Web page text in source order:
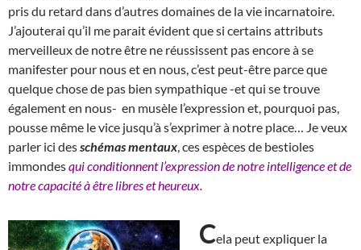
pris du retard dans d’autres domaines de la vie incarnatoire.
J’ajouterai qu’il me parait évident que si certains attributs
merveilleux de notre être ne réussissent pas encore à se
manifester pour nous et en nous, c’est peut-être parce que
quelque chose de pas bien sympathique -et qui se trouve
également en nous- en musèle l’expression et, pourquoi pas,
pousse même le vice jusqu’à s’exprimer à notre place… Je veux
parler ici desschémas mentaux , ces espèces de bestioles
immondesqui conditionnent l’expression de notre intelligence et de
notre capacité à être libres et heureux.
Cela peut expliquer la